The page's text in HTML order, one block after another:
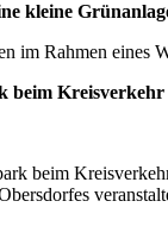
kleine
im Rahmen eines
beim